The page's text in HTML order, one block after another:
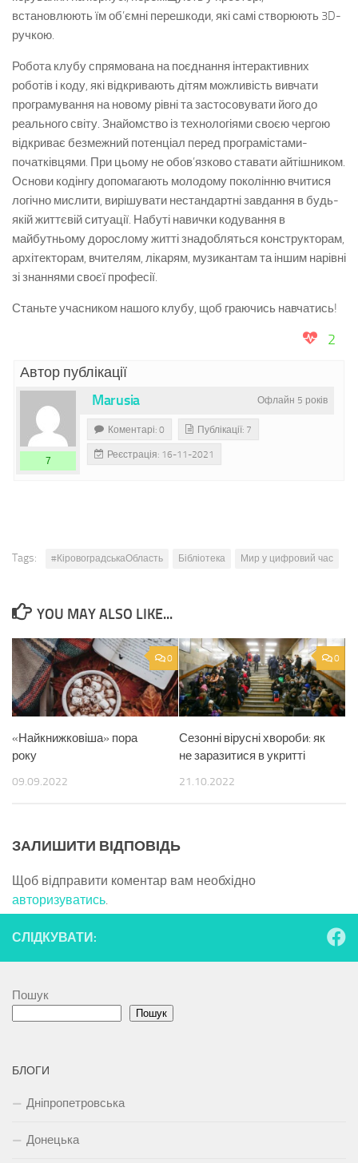
встановлюють їм об’ємні перешкоди, які самі створюють 3D-
ручкою.
Робота клубу спрямована на поєднання інтерактивних
роботів і коду, які відкривають дітям можливість вивчати
програмування на новому рівні та застосовувати його до
реального світу. Знайомство із технологіями своєю чергою
відкриває безмежний потенціал перед програмістами-
початківцями. При цьому не обов’язково ставати айтішником.
Основи кодінгу допомагають молодому поколінню вчитися
логічно мислити, вирішувати нестандартні завдання в будь-
якій життєвій ситуації. Набуті навички кодування в
майбутньому дорослому житті знадобляться конструкторам,
архітекторам, вчителям, лікарям, музикантам та іншим нарівні
зі знаннями своєї професії.
Станьте учасником нашого клубу, щоб граючись навчатись!
2
Автор публікації
Офлайн 5 років
Marusia
7
Коментарі: 0 Публікації: 7
Реєстрація: 16-11-2021
Tags: #КіровоградськаОбласть Бібліотека Мир у цифровий час
YOU MAY ALSO LIKE...
0
«Найкнижковіша» пора
року
09.09.2022
0
Сезонні вірусні хвороби: як
не заразитися в укритті
21.10.2022
ЗАЛИШИТИ ВІДПОВІДЬ
Щоб відправити коментар вам необхідно
авторизуватись.
СЛІДКУВАТИ:
Пошук
Пошук
БЛОГИ
Дніпропетровська
Донецька